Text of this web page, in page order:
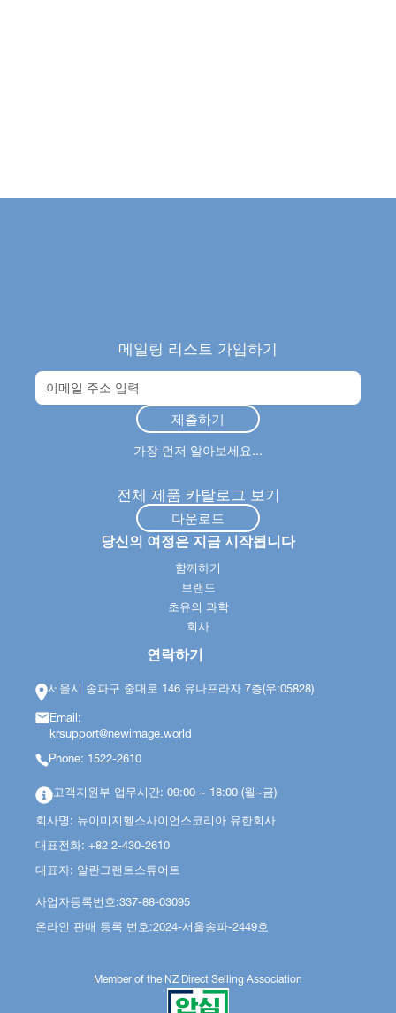
메일링 리스트 가입하기
가장 먼저 알아보세요...
전체 제품 카탈로그 보기
다운로드
당신의 여정은 지금 시작됩니다
함께하기
브랜드
초유의 과학
회사
연락하기
서울시 송파구 중대로 146 유나프라자 7층(우:05828)
Email:
krsupport@newimage.world
Phone: 1522-2610
고객지원부 업무시간: 09:00 ~ 18:00 (월~금)
회사명: 뉴이미지헬스사이언스코리아 유한회사
대표전화: +82 2-430-2610
대표자: 알란그랜트스튜어트
사업자등록번호:337-88-03095
온라인 판매 등록 번호:2024-서울송파-2449호
Member of the NZ Direct Selling Association